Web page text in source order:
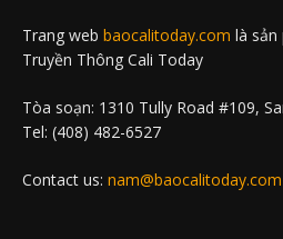
Trang web baocalitoday.com là sản
Truyền Thông Cali Today
Tòa soạn: 1310 Tully Road #109,
Tel: (408) 482-6527
Contact us: nam@baocalitoday.com